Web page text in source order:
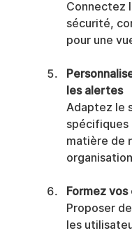
Connectez
sécurité,
pour une
les alertes
Adaptez le
spécifiques
matière de
Formez
Proposer
les